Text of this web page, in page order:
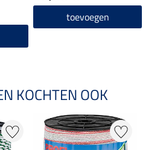
toevoegen
KOCHTEN OOK